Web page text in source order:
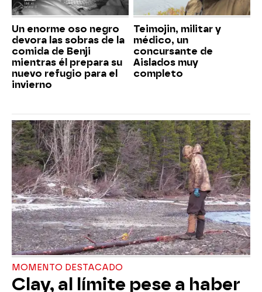
Un enorme oso negro
devora las sobras de la
comida de Benji
mientras él prepara su
nuevo refugio para el
invierno
Teimojin, militar y
médico, un
concursante de
Aislados muy
completo
MOMENTO DESTACADO
Clay, al límite pese a haber